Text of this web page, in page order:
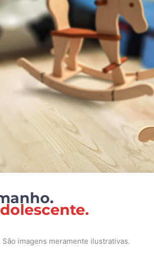
imagens meramente ilustrativas.